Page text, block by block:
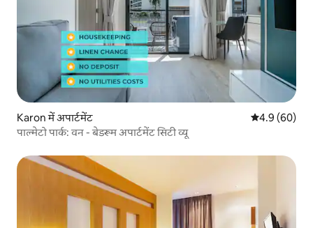
Karon में अपार्टमेंट औसत रेटिंग 5 में
4.9 (60)
पाल्मेटो पार्क: वन - बेडरूम अपार्टमेंट सिटी व्यू